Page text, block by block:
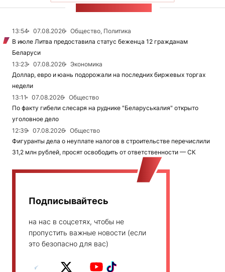
13:54 07.08.2026
Общество, Политика
В июле Литва предоставила статус беженца 12 гражданам
Беларуси
13:23
07.08.2026
Экономика
Доллар, евро и юань подорожали на последних биржевых торгах
недели
13:11
07.08.2026
Общество
По факту гибели слесаря на руднике "Беларуськалия" открыто
уголовное дело
12:39
07.08.2026
Общество
Фигуранты дела о неуплате налогов в строительстве перечислили
31,2 млн рублей, просят освободить от ответственности — СК
Подписывайтесь
на нас в соцсетях, чтобы не
пропустить важные новости (если
это безопасно для вас)